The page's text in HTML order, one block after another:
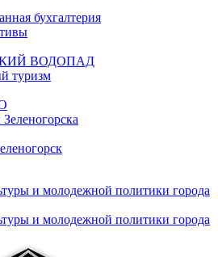
бухгалтерия
ВОДОПАД
туризм